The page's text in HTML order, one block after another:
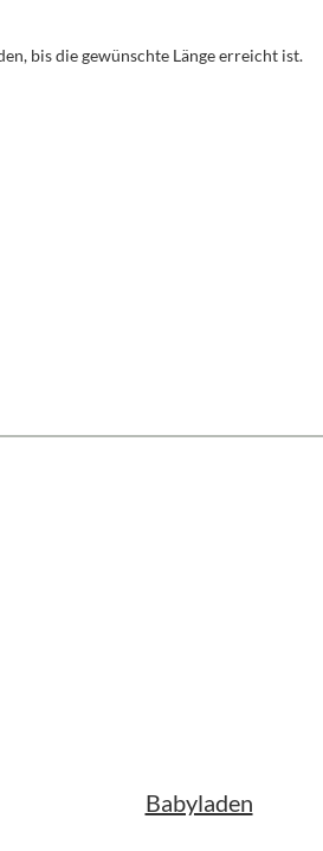
bis die gewünschte Länge erreicht ist.
Babyladen